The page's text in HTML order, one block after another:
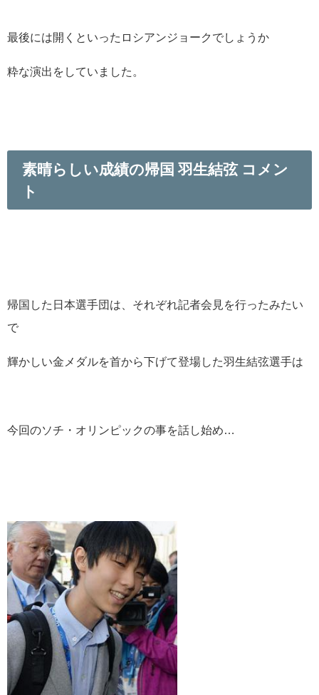
最後には開くといったロシアンジョークでしょうか
粋な演出をしていました。
素晴らしい成績の帰国 羽生結弦 コメン
ト
帰国した日本選手団は、それぞれ記者会見を行ったみたい
で
輝かしい金メダルを首から下げて登場した羽生結弦選手は
今回のソチ・オリンピックの事を話し始め…